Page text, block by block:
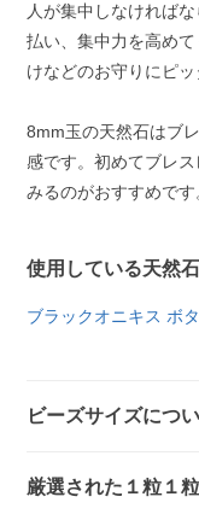
人が集中しなければ
払い、集中力を高め
けなどのお守りにピッ
8mm玉の天然石はブ
感です。初めてブレ
みるのがおすすめです
使用している天然石
ブラックオニキス ボ
ビーズサイズにつ
厳選された１粒１粒